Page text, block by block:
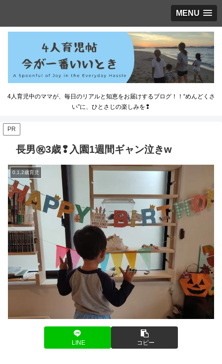
MENU
4人育児中のママが、毎日のリアルと知恵をお届けするブログ！！“めんどくさ
い”に、ひとさじの楽しみを❢
PR
長男㊗️3歳❢入園1週間ギャン泣きw
0,1,2歳育児
LINE コピー